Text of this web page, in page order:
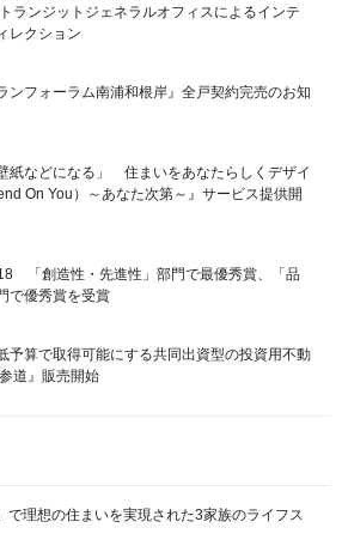
ランジットジェネラルオフィスによるインテ
レクション
ンフォーラム南浦和根岸』全戸契約完売のお知
紙などになる」 住まいをあなたらしくデザイ
On You）～あなた次第～』サービス提供開
「創造性・先進性」部門で最優秀賞、「品
で優秀賞を受賞
予算で取得可能にする共同出資型の投資用不動
道』販売開始
で理想の住まいを実現された3家族のライフス